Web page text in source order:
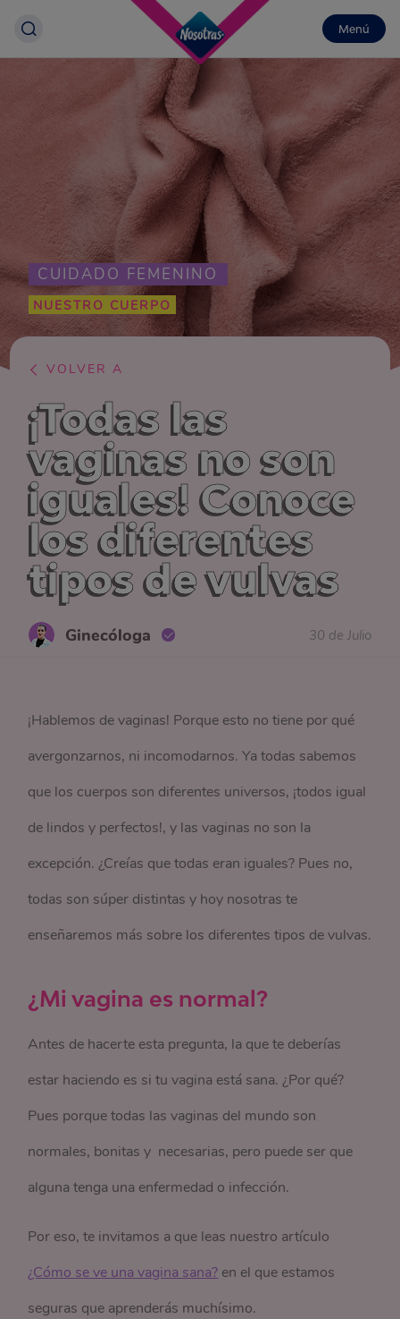
Menú
CUIDADO FEMENINO
NUESTRO CUERPO
VOLVER A
¡Todas las
vaginas no son
iguales! Conoce
los diferentes
tipos de vulvas
Ginecóloga 30 de Julio
¡Hablemos de vaginas! Porque esto no tiene por qué
avergonzarnos, ni incomodarnos. Ya todas sabemos
que los cuerpos son diferentes universos, ¡todos igual
de lindos y perfectos!, y las vaginas no son la
excepción. ¿Creías que todas eran iguales? Pues no,
todas son súper distintas y hoy nosotras te
enseñaremos más sobre los diferentes tipos de vulvas.
¿Mi vagina es normal?
Antes de hacerte esta pregunta, la que te deberías
estar haciendo es si tu vagina está sana. ¿Por qué?
Pues porque todas las vaginas del mundo son
normales, bonitas y necesarias, pero puede ser que
alguna tenga una enfermedad o infección.
Por eso, te invitamos a que leas nuestro artículo
¿Cómo se ve una vagina sana? en el que estamos
seguras que aprenderás muchísimo.